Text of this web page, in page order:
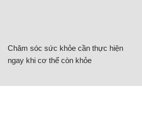
Chăm sóc sức khỏe cần thực hiện
ngay khi cơ thể còn khỏe